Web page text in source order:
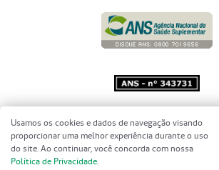
Copyright 2001 - 2026 Unimed do
Brasil - Todos os direitos reservados
Usamos os cookies e dados de navegação visando
proporcionar uma melhor experiência durante o uso
do site. Ao continuar, você concorda com nossa
Política de Privacidade.